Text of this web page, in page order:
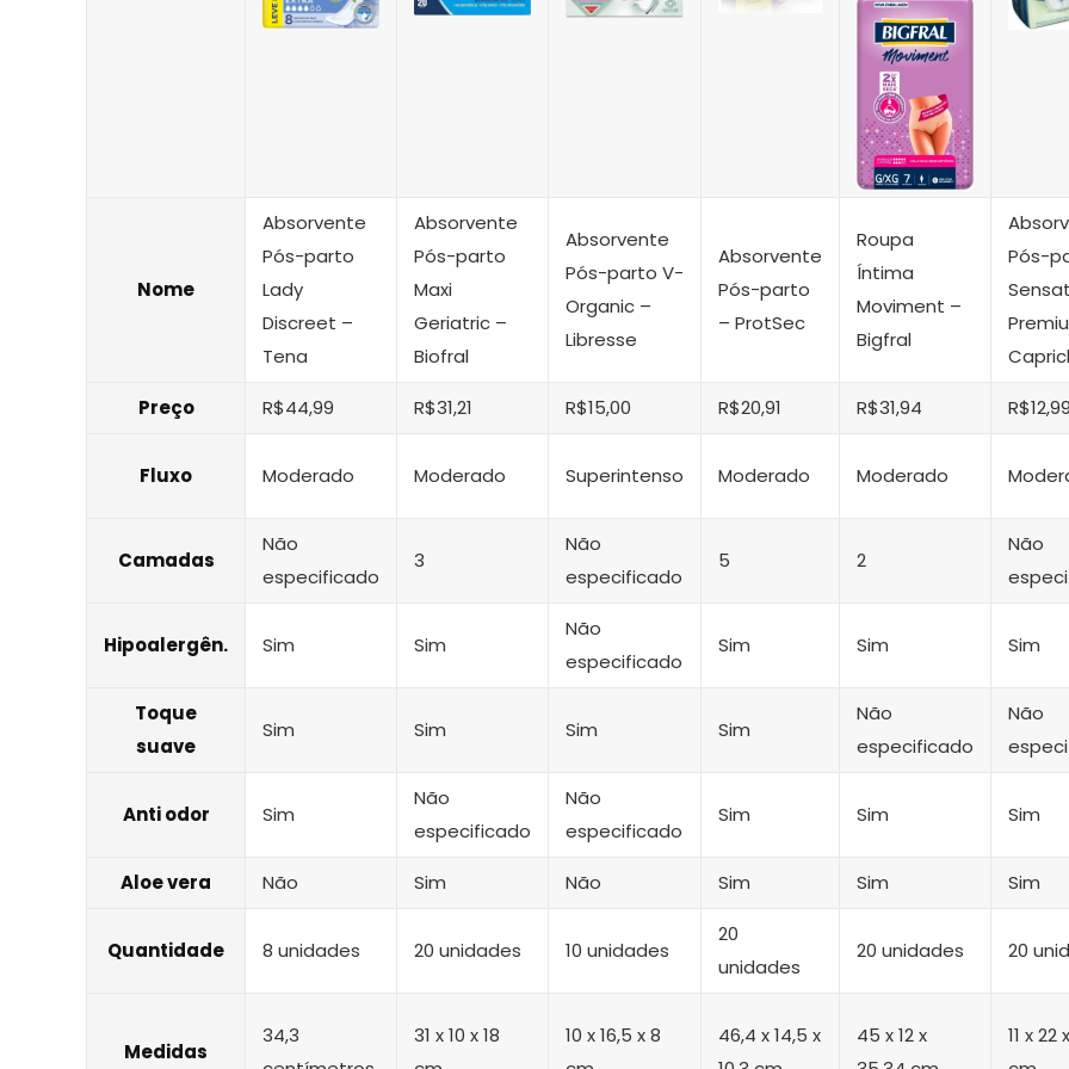
Nome
Absorvente
Pós-parto
Lady
Discreet –
Tena
Absorvente
Pós-parto
Maxi
Geriatric –
Biofral
Absorvente
Pós-parto V-
Organic –
Libresse
Absorvente
Pós-parto
– ProtSec
Roupa
Íntima
Moviment –
Bigfral
Pós-
Preço R$44,99 R$31,21 R$15,00 R$20,91 R$31,94 R$12,99
Fluxo Moderado Moderado Superintenso Moderado Moderado
Camadas
Não
especificado
3
Não
especificado
5 2
Não
Hipoalergên. Sim Sim
Não
especificado
Sim Sim Sim
Toque
suave
Sim Sim Sim Sim
Não
especificado
Não
Anti odor Sim
Não
especificado
Não
especificado
Sim Sim Sim
Aloe vera Não Sim Não Sim Sim Sim
Quantidade 8 unidades 20 unidades 10 unidades
20
unidades
20 unidades 20
Medidas
34,3
‎31 x 10 x 18
‎10 x 16,5 x 8
‎46,4 x 14,5 x
45 x 12 x
‎11 x 22